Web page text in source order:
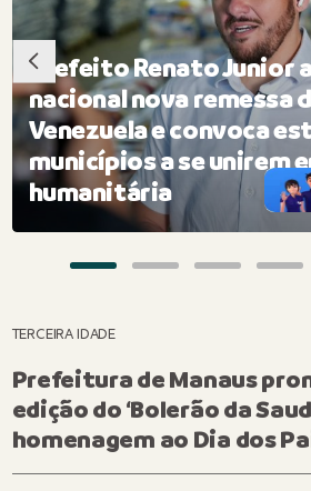
Prefeito Renato Junior
nacional nova remessa
Venezuela e convoca
municípios a se unirem
humanitária
TERCEIRA IDADE
Prefeitura de Manaus
edição do ‘Bolerão da
homenagem ao Dia dos